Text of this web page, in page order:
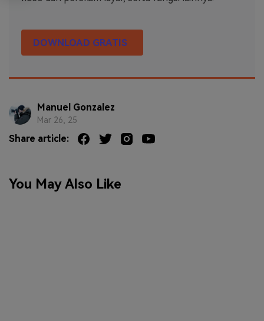
DOWNLOAD GRATIS
Manuel Gonzalez
Mar 26, 25
Share article:
You May Also Like